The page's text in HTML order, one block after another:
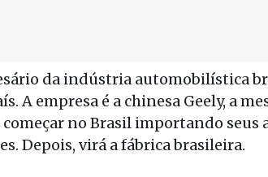
da indústria automobilística
A empresa é a chinesa Geely, a
começar no Brasil importando
Depois, virá a fábrica brasileira.